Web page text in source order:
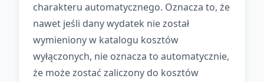
charakteru automatycznego. Oznacza to, że
nawet jeśli dany wydatek nie został
wymieniony w katalogu kosztów
wyłączonych, nie oznacza to automatycznie,
że może zostać zaliczony do kosztów